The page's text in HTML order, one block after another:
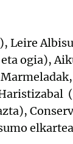
Leire
ogia),